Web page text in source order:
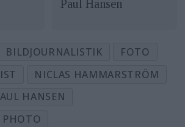
Paul Hansen
BILDJOURNALISTIK
FOTO
NICLAS HAMMARSTRÖM
HANSEN
PHOTO